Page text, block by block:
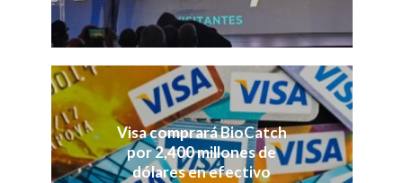
Visa comprará BioCatch
por 2,400 millones de
dólares en efectivo